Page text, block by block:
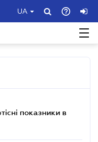
UA
показники в